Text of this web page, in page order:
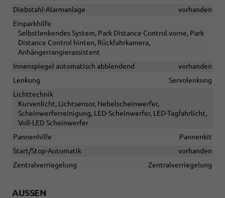
Diebstahl-Alarmanlage
vorhanden
Einparkhilfe
Selbstlenkendes System, Park Distance Control vorne, Park
Distance Control hinten, Rückfahrkamera,
Anhängerrangierassistent
Innenspiegel automatisch abblendend
vorhanden
Lenkung
Servolenkung
Lichttechnik
Kurvenlicht, Lichtsensor, Nebelscheinwerfer,
Scheinwerferreinigung, LED-Scheinwerfer, LED-Tagfahrlicht,
Voll-LED Scheinwerfer
Pannenhilfe
Pannenkit
Start/Stop-Automatik
vorhanden
Zentralverriegelung
Zentralverriegelung
AUSSEN